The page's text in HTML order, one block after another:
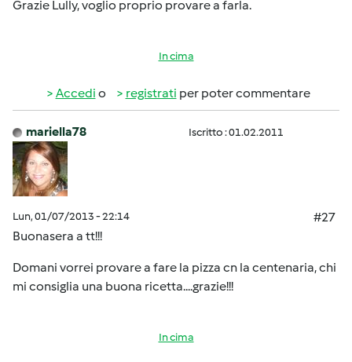
Grazie Lully, voglio proprio provare a farla.
In cima
Accedi o registrati per poter commentare
mariella78 Iscritto : 01.02.2011
Lun, 01/07/2013 - 22:14
#27
Buonasera a tt!!!
Domani vorrei provare a fare la pizza cn la centenaria, chi
mi consiglia una buona ricetta....grazie!!!
In cima